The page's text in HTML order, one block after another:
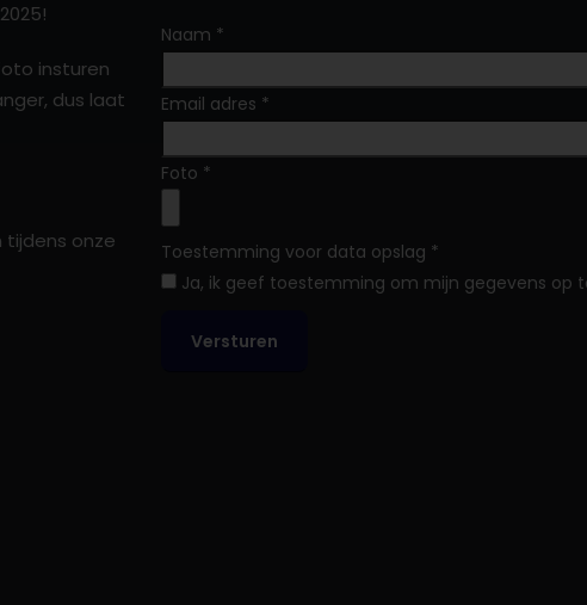
insturen
dus laat
onze
Naam *
Email adres *
Foto *
Toestemming voor data opslag *
Ja, ik geef toestemming om mijn gegevens op
Versturen